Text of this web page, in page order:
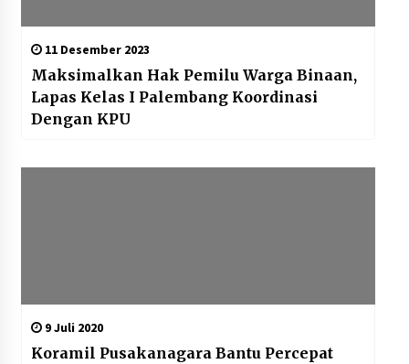
11 Desember 2023
Maksimalkan Hak Pemilu Warga Binaan,
Lapas Kelas I Palembang Koordinasi
Dengan KPU
9 Juli 2020
Koramil Pusakanagara Bantu Percepat